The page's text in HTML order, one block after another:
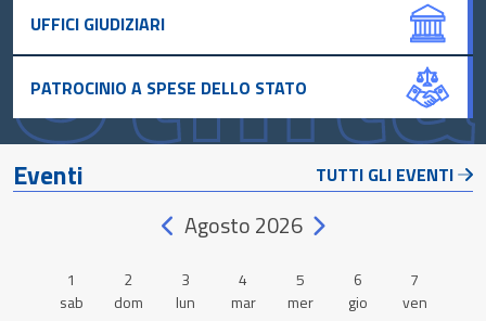
UFFICI GIUDIZIARI
PATROCINIO A SPESE DELLO STATO
Eventi TUTTI GLI EVENTI
Agosto 2026
1
sab
2
dom
3
lun
4
mar
5
mer
6
gio
7
ven